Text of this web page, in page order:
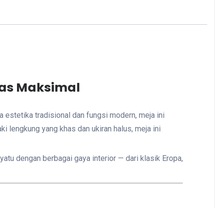
Maksimal
estetika tradisional dan fungsi modern, meja ini
lengkung yang khas dan ukiran halus, meja ini
dengan berbagai gaya interior — dari klasik Eropa,